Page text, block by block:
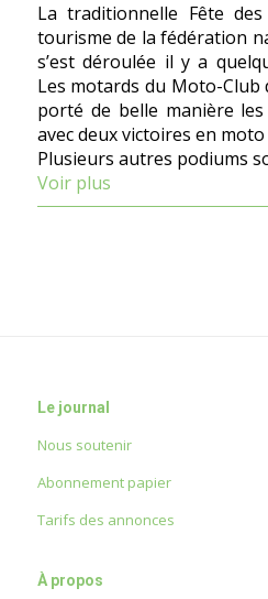
La traditionnelle Fête
tourisme de la fédération
s’est déroulée il y a
Les motards du Moto-Club
porté de belle manière
avec deux victoires en
Plusieurs autres podiums
Voir plus
Le journal
Nous soutenir
Abonnement papier
Tarifs des annonces
À propos